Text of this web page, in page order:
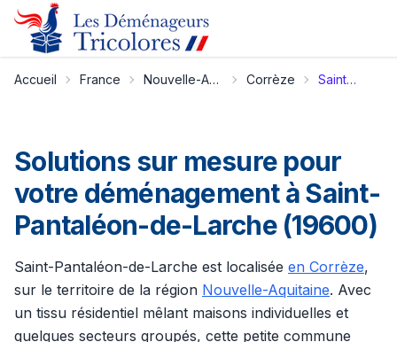
Accueil France Nouvelle-Aquitaine Corrèze Saint-Pantaléon-de-Larche
Solutions sur mesure pour
votre déménagement à Saint-
Pantaléon-de-Larche (19600)
Saint-Pantaléon-de-Larche est localisée en Corrèze,
sur le territoire de la région Nouvelle-Aquitaine. Avec
un tissu résidentiel mêlant maisons individuelles et
quelques secteurs groupés, cette petite commune